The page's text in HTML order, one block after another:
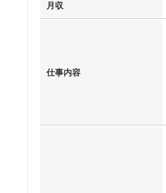
月収
仕事内容